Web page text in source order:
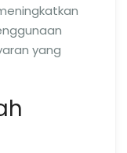
yang